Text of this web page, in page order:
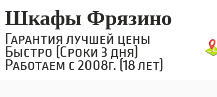
Шкафы Фрязино
Гарантия лучшей цены
Быстро (Сроки 3 дня)
Работаем с 2008г. (18 лет)